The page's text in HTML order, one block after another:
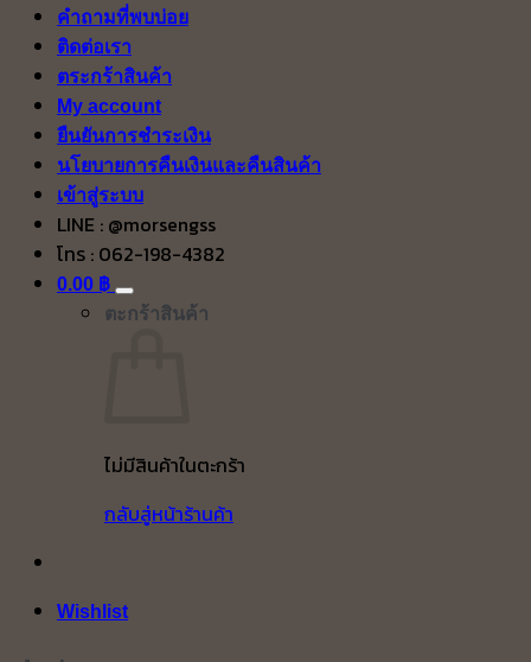
คำถามที่พบบ่อย
ติดต่อเรา
ตระกร้าสินค้า
My account
ยืนยันการชำระเงิน
นโยบายการคืนเงินและคืนสินค้า
เข้าสู่ระบบ
LINE : @morsengss
โทร : 062-198-4382
0.00 ฿
ตะกร้าสินค้า
ไม่มีสินค้าในตะกร้า
กลับสู่หน้าร้านค้า
Wishlist